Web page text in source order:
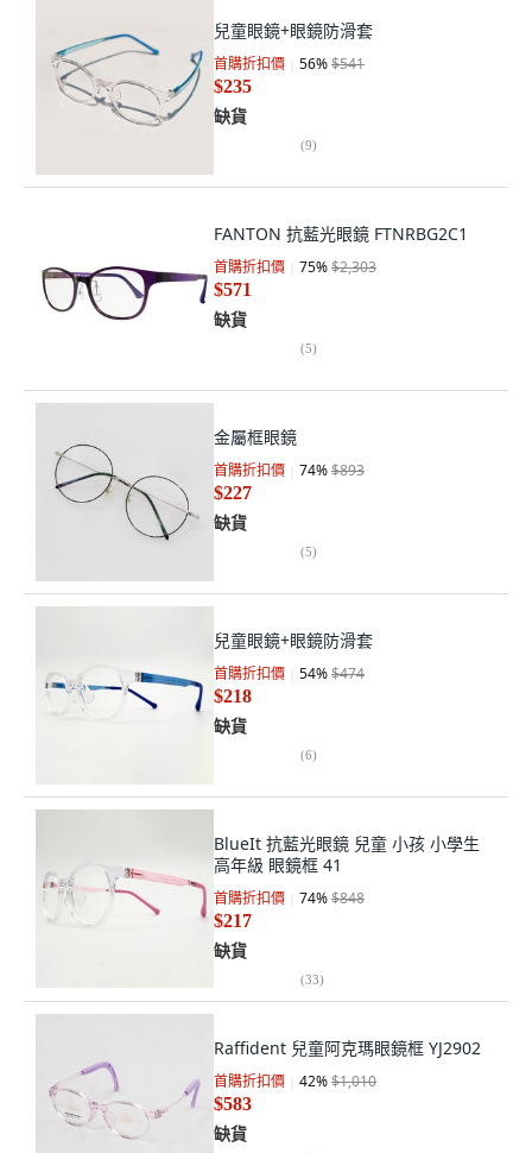
兒童眼鏡+眼鏡防滑套
首購折扣價 56%$541
$235
缺貨
(9)
FANTON 抗藍光眼鏡 FTNRBG2C1
首購折扣價 75%$2,303
$571
缺貨
(5)
金屬框眼鏡
首購折扣價 74%$893
$227
缺貨
(5)
兒童眼鏡+眼鏡防滑套
首購折扣價 54%$474
$218
缺貨
(6)
BlueIt 抗藍光眼鏡 兒童 小孩 小學生
高年級 眼鏡框 41
首購折扣價 74%$848
$217
缺貨
(33)
Raffident 兒童阿克瑪眼鏡框 YJ2902
首購折扣價 42%$1,010
$583
缺貨